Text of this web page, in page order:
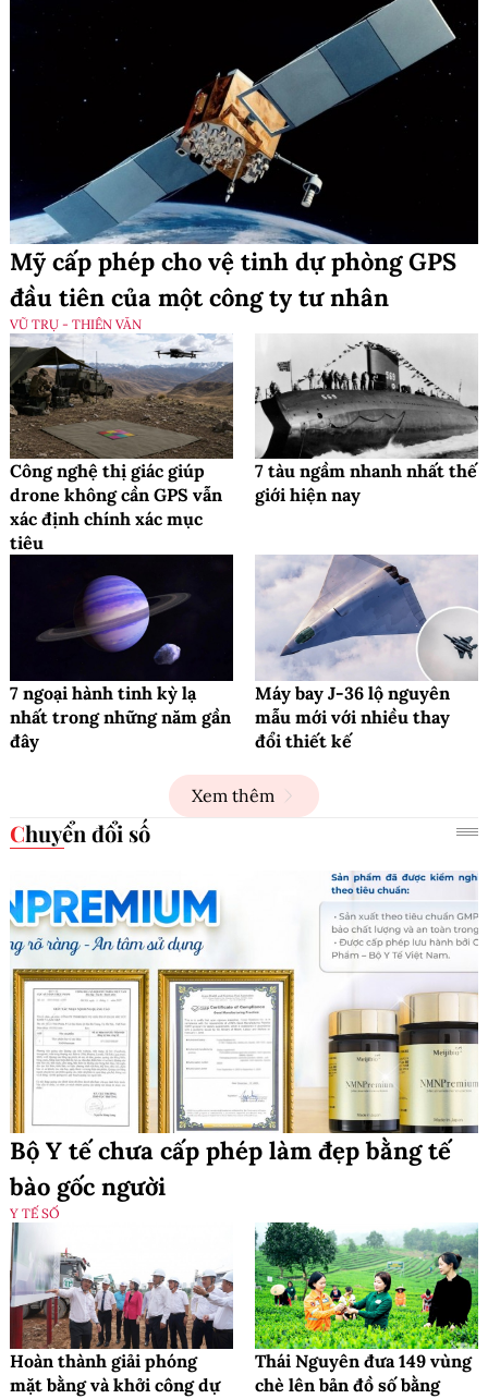
Mỹ cấp phép cho vệ tinh dự phòng GPS
đầu tiên của một công ty tư nhân
VŨ TRỤ - THIÊN VĂN
Công nghệ thị giác giúp
drone không cần GPS vẫn
xác định chính xác mục
tiêu
7 tàu ngầm nhanh nhất thế
giới hiện nay
7 ngoại hành tinh kỳ lạ
nhất trong những năm gần
đây
Máy bay J-36 lộ nguyên
mẫu mới với nhiều thay
đổi thiết kế
Xem thêm
Chuyển đổi số
Bộ Y tế chưa cấp phép làm đẹp bằng tế
bào gốc người
Y TẾ SỐ
Hoàn thành giải phóng
mặt bằng và khởi công dự
Thái Nguyên đưa 149 vùng
chè lên bản đồ số bằng